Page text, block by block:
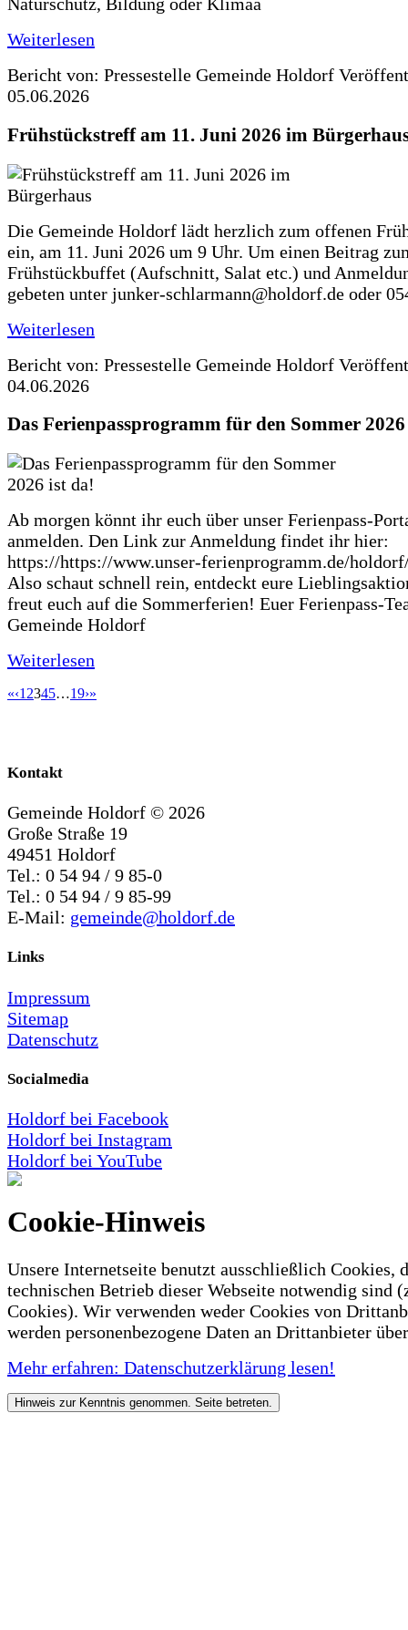
Weiterlesen
Bericht von: Pressestelle Gemeinde Holdorf
05.06.2026
Frühstückstreff am 11. Juni 2026 im
Die Gemeinde Holdorf lädt herzlich zum offenen
ein, am 11. Juni 2026 um 9 Uhr. Um einen Beitrag
Frühstückbuffet (Aufschnitt, Salat etc.) und
gebeten unter junker-schlarmann@holdorf.de oder
Weiterlesen
Bericht von: Pressestelle Gemeinde Holdorf
04.06.2026
Das Ferienpassprogramm für den Sommer
Ab morgen könnt ihr euch über unser Ferienpass-
anmelden. Den Link zur Anmeldung findet ihr hier:
https://https://www.unser-ferienprogramm.de/
Also schaut schnell rein, entdeckt eure
freut euch auf die Sommerferien! Euer Ferienpass-
Gemeinde Holdorf
Weiterlesen
«‹1 2345…19›»
Kontakt
Gemeinde Holdorf © 2026
Große Straße 19
49451 Holdorf
Tel.: 0 54 94 / 9 85-0
Tel.: 0 54 94 / 9 85-99
E-Mail: gemeinde@holdorf.de
Links
Impressum
Sitemap
Datenschutz
Socialmedia
Holdorf bei Facebook
Holdorf bei Instagram
Holdorf bei YouTube
Cookie-Hinweis
Unsere Internetseite benutzt ausschließlich Cookies,
technischen Betrieb dieser Webseite notwendig sind
Cookies). Wir verwenden weder Cookies von
werden personenbezogene Daten an Drittanbieter
Mehr erfahren: Datenschutzerklärung lesen!
Hinweis zur Kenntnis genommen. Seite betreten.